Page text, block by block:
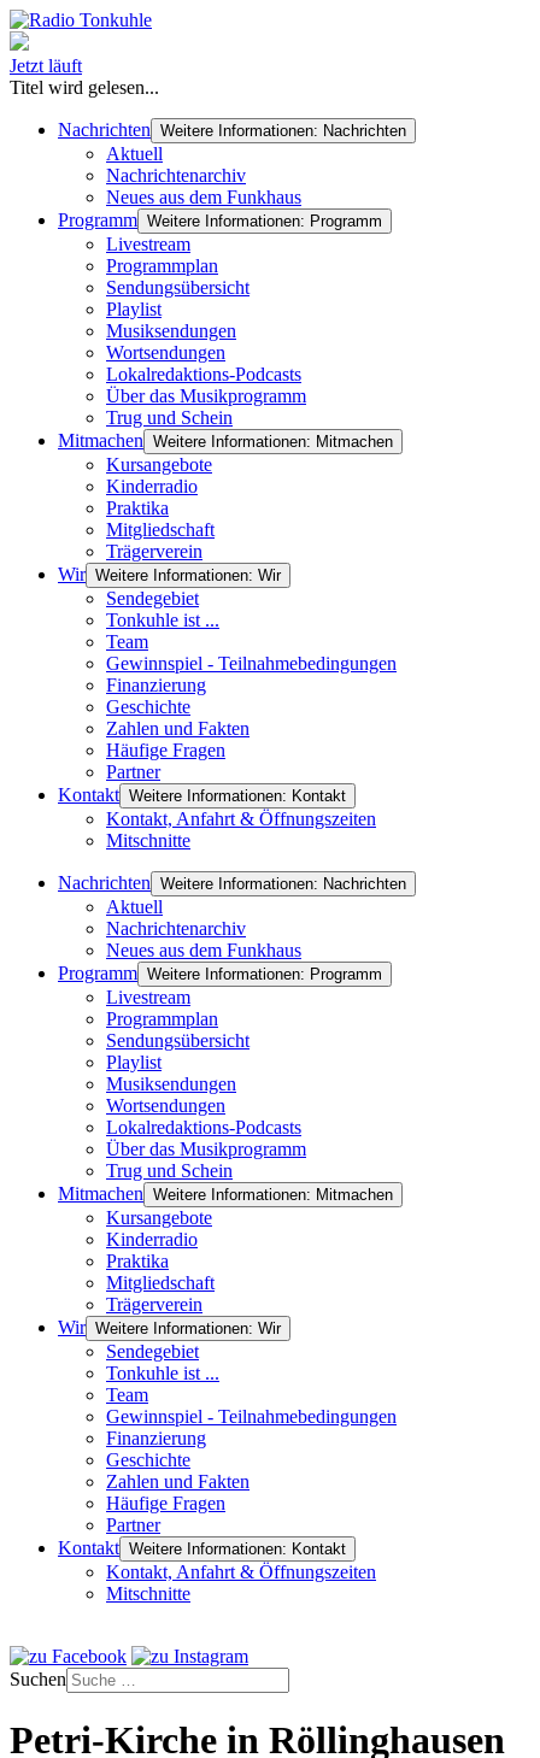
Jetzt läuft
Titel wird gelesen...
Nachrichten Weitere Informationen: Nachrichten
Aktuell
Nachrichtenarchiv
Neues aus dem Funkhaus
Programm Weitere Informationen: Programm
Livestream
Programmplan
Sendungsübersicht
Playlist
Musiksendungen
Wortsendungen
Lokalredaktions-Podcasts
Über das Musikprogramm
Trug und Schein
Mitmachen Weitere Informationen: Mitmachen
Kursangebote
Kinderradio
Praktika
Mitgliedschaft
Trägerverein
Wir Weitere Informationen: Wir
Sendegebiet
Tonkuhle ist ...
Team
Gewinnspiel - Teilnahmebedingungen
Finanzierung
Geschichte
Zahlen und Fakten
Häufige Fragen
Partner
Kontakt Weitere Informationen: Kontakt
Kontakt, Anfahrt & Öffnungszeiten
Mitschnitte
Nachrichten Weitere Informationen: Nachrichten
Aktuell
Nachrichtenarchiv
Neues aus dem Funkhaus
Programm Weitere Informationen: Programm
Livestream
Programmplan
Sendungsübersicht
Playlist
Musiksendungen
Wortsendungen
Lokalredaktions-Podcasts
Über das Musikprogramm
Trug und Schein
Mitmachen Weitere Informationen: Mitmachen
Kursangebote
Kinderradio
Praktika
Mitgliedschaft
Trägerverein
Wir Weitere Informationen: Wir
Sendegebiet
Tonkuhle ist ...
Team
Gewinnspiel - Teilnahmebedingungen
Finanzierung
Geschichte
Zahlen und Fakten
Häufige Fragen
Partner
Kontakt Weitere Informationen: Kontakt
Kontakt, Anfahrt & Öffnungszeiten
Mitschnitte
Suchen
Petri-Kirche in Röllinghausen